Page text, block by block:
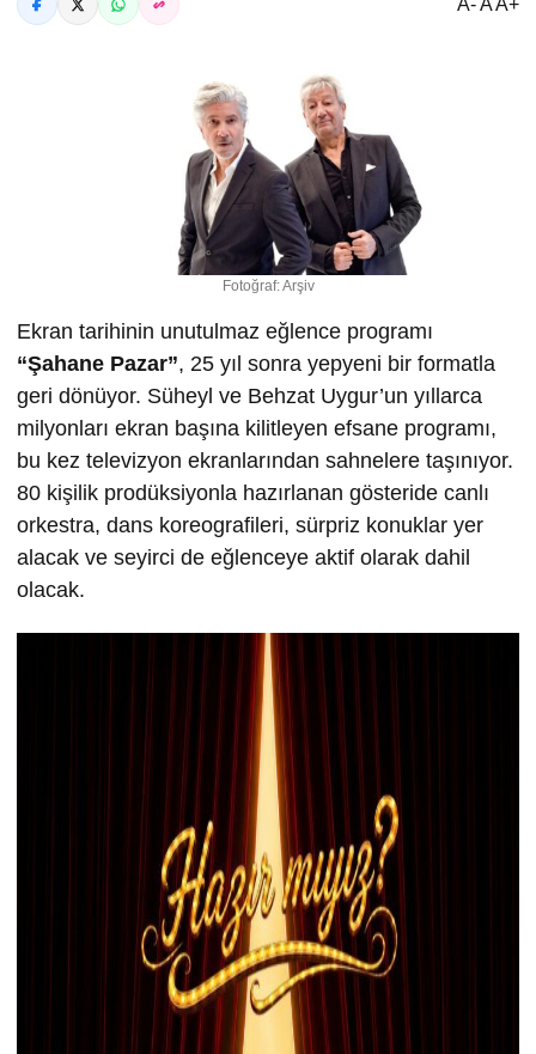
A- A A+
Fotoğraf: Arşiv
Ekran tarihinin unutulmaz eğlence programı
“Şahane Pazar”, 25 yıl sonra yepyeni bir formatla
geri dönüyor. Süheyl ve Behzat Uygur’un yıllarca
milyonları ekran başına kilitleyen efsane programı,
bu kez televizyon ekranlarından sahnelere taşınıyor.
80 kişilik prodüksiyonla hazırlanan gösteride canlı
orkestra, dans koreografileri, sürpriz konuklar yer
alacak ve seyirci de eğlenceye aktif olarak dahil
olacak.